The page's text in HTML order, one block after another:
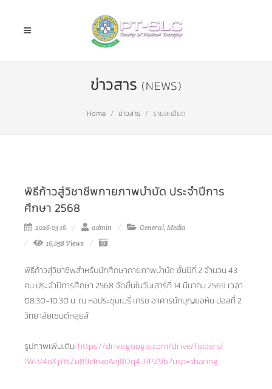
ข่าวสาร (NEWS)
Home ข่าวสาร รายละเอียด
พิธีก้าวสู่วิชาชีพกายภาพบำบัด ประจำปีการ
ศึกษา 2568
2026-03-16 admin General, Media
16,058 Views
พิธีก้าวสู่วิชาชีพสำหรับนักศึกษากายภาพบำบัด ชั้นปีที่ 2 จำนวน 43
คน ประจำปีการศึกษา 2568 จัดขึ้นในวันเสาร์ที่ 14 มีนาคม 2569 เวลา
08.30-10.30 น. ณ หอประชุมเมรี่ เกรซ อาคารนักบุญยอห์น ปอลที่ 2
วิทยาลัยเซนต์หลุยส์
รูปภาพเพิ่มเติม:https://drive.google.com/drive/folders/
1WLV4oXjYttZu89eInxoAej8Oq4JRPZ9b?usp=sharing